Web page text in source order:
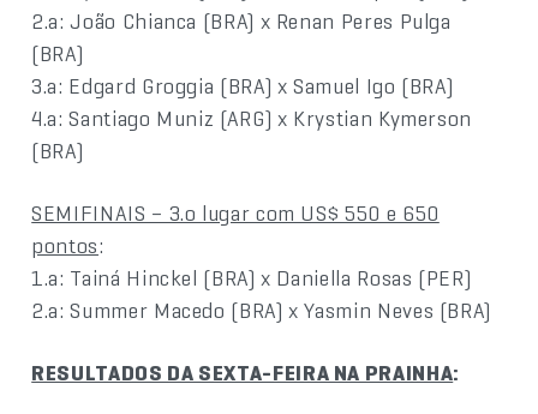
2.a: João Chianca (BRA) x Renan Peres Pulga
(BRA)
3.a: Edgard Groggia (BRA) x Samuel Igo (BRA)
4.a: Santiago Muniz (ARG) x Krystian Kymerson
(BRA)
SEMIFINAIS – 3.o lugar com US$ 550 e 650
pontos:
1.a: Tainá Hinckel (BRA) x Daniella Rosas (PER)
2.a: Summer Macedo (BRA) x Yasmin Neves (BRA)
RESULTADOS DA SEXTA-FEIRA NA PRAINHA: